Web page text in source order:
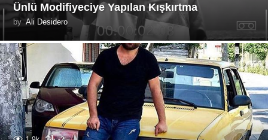
Ünlü Modifiyeciye Yapılan Kışkırtma
by Ali Desidero